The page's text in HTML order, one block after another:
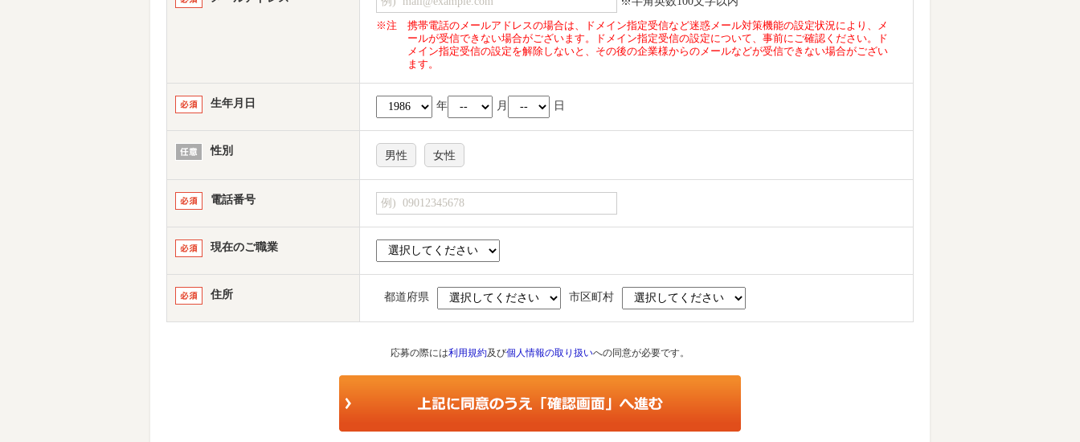
※注
携帯電話のメールアドレスの場合は、ドメイン指定受信など迷惑メール対策機能の設定状況により、メ
ールが受信できない場合がございます。ドメイン指定受信の設定について、事前にご確認ください。ド
メイン指定受信の設定を解除しないと、その後の企業様からのメールなどが受信できない場合がござい
ます。
生年月日 年 月 日
性別 男性 女性
電話番号
現在のご職業
住所 都道府県 市区町村
応募の際には利用規約及び個人情報の取り扱いへの同意が必要です。